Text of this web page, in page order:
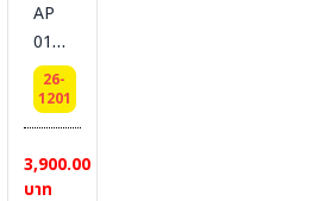
AP
01
เอี๊ยม
อลูมิ
ไนซ์
เปิด
หลัง
26-
1201
3,900.00
บาท